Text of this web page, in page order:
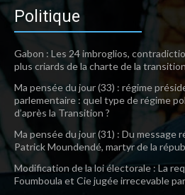
Politique
Gabon : Les 24 imbroglios,
plus criards de la charte de la transition
Ma pensée du jour (33) : régime
parlementaire : quel type de régime
d’après la Transition ?
Ma pensée du jour (31) : Du message
Patrick Moundendé, martyr de la
Modification de la loi électorale : La
Foumboula et Cie jugée irrecevable